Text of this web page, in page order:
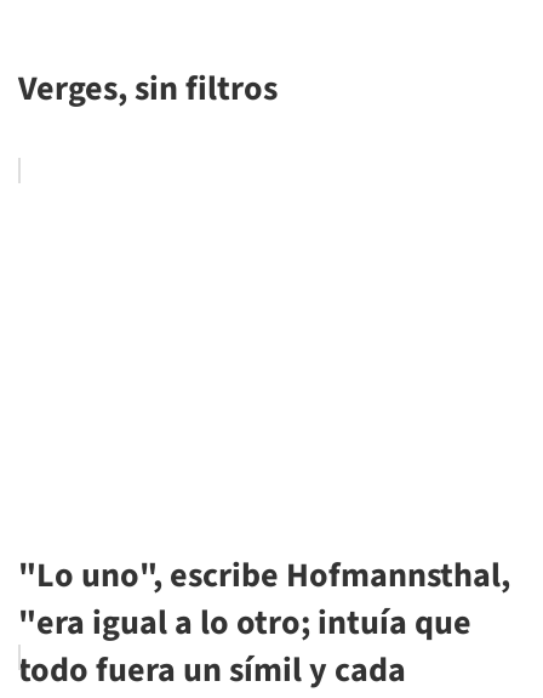
Verges, sin filtros
"Lo uno", escribe Hofmannsthal,
"era igual a lo otro; intuía que
todo fuera un símil y cada